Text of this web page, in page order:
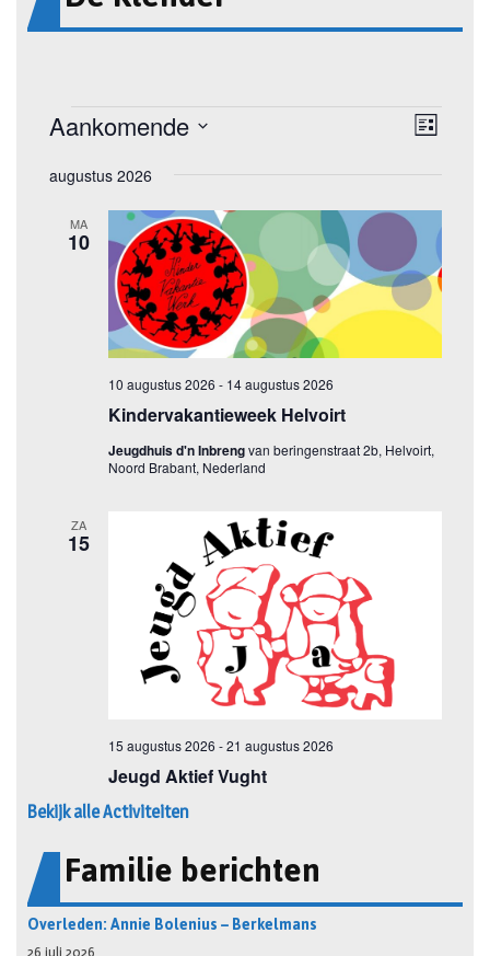
Bekijk alle Activiteiten
Familie berichten
Overleden: Annie Bolenius – Berkelmans
26 juli 2026